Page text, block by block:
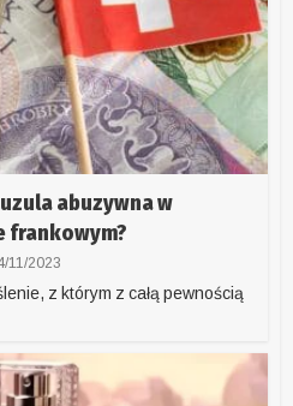
abuzywna w
frankowym?
11/2023
z którym z całą pewnością